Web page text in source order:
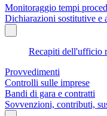
Monitoraggio tempi
Dichiarazioni sostitutive e
Recapiti dell'ufficio
Provvedimenti
Controlli sulle imprese
Bandi di gara e contratti
Sovvenzioni, contributi,